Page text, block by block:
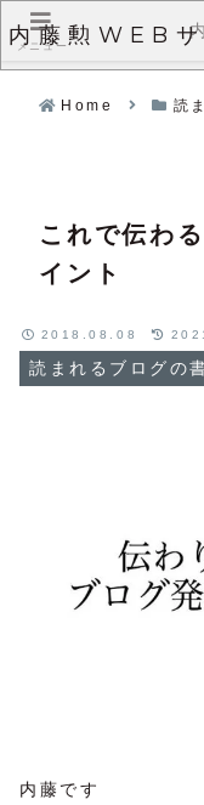
内藤勲WEB
Home 読
これで伝わ
イント
読まれるブログの
2018.08.08
内藤です
メニュー